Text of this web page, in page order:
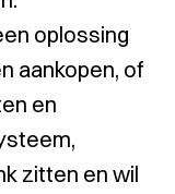
oplossing
aankopen, of
en
zitten en wil